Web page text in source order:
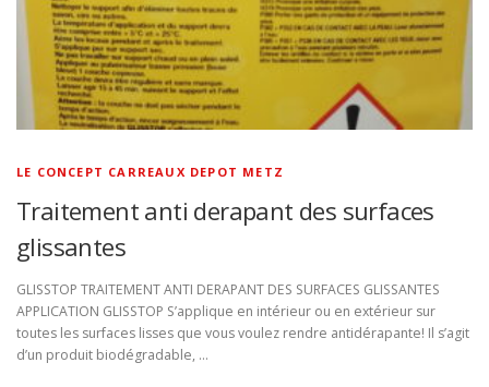
LE CONCEPT CARREAUX DEPOT METZ
Traitement anti derapant des surfaces
glissantes
GLISSTOP TRAITEMENT ANTI DERAPANT DES SURFACES GLISSANTES
APPLICATION GLISSTOP S’applique en intérieur ou en extérieur sur
toutes les surfaces lisses que vous voulez rendre antidérapante! Il s’agit
d’un produit biodégradable, …